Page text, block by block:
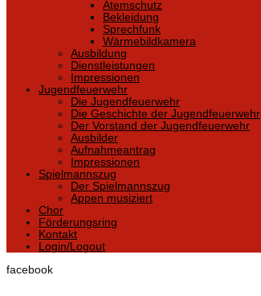
Atemschutz
Bekleidung
Sprechfunk
Wärmebildkamera
Ausbildung
Dienstleistungen
Impressionen
Jugendfeuerwehr
Die Jugendfeuerwehr
Die Geschichte der Jugendfeuerwehr
Der Vorstand der Jugendfeuerwehr
Ausbilder
Aufnahmeantrag
Impressionen
Spielmannszug
Der Spielmannszug
Appen musiziert
Chor
Förderungsring
Kontakt
Login/Logout
facebook